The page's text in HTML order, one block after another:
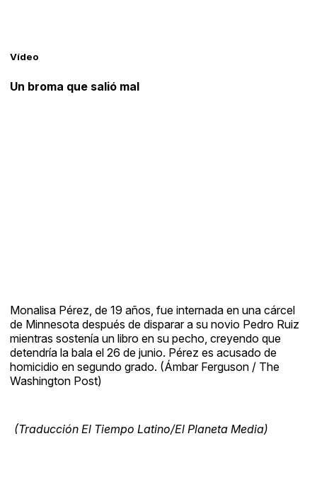
Vídeo
Un broma que salió mal
Monalisa Pérez, de 19 años, fue internada en una cárcel
de Minnesota después de disparar a su novio Pedro Ruiz
mientras sostenía un libro en su pecho, creyendo que
detendría la bala el 26 de junio. Pérez es acusado de
homicidio en segundo grado. (Ámbar Ferguson / The
Washington Post)
(Traducción El Tiempo Latino/El Planeta Media)